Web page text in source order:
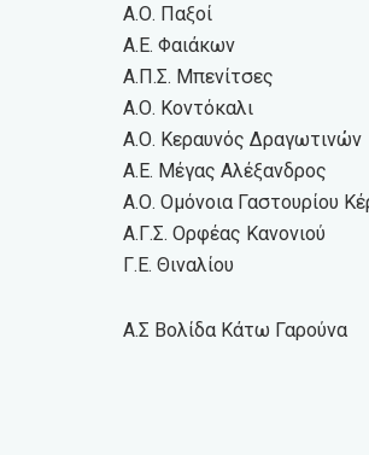
Α.Ο. Παξοί
Α.Ε. Φαιάκων
Α.Π.Σ. Μπενίτσες
Α.Ο. Κοντόκαλι
Α.Ο. Κεραυνός Δραγωτινών
Α.Ε. Μέγας Αλέξανδρος
Α.Ο. Ομόνοια Γαστουρίου
Α.Γ.Σ. Ορφέας Κανονιού
Γ.Ε. Θιναλίου
Α.Σ Βολίδα Κάτω Γαρούνα